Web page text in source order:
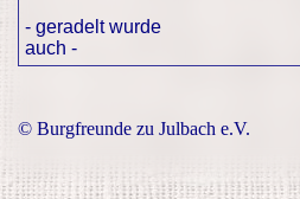
- geradelt wurde
auch -
© Burgfreunde zu Julbach e.V.